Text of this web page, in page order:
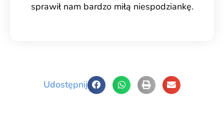
sprawił nam bardzo miłą niespodziankę.
Udostępnij